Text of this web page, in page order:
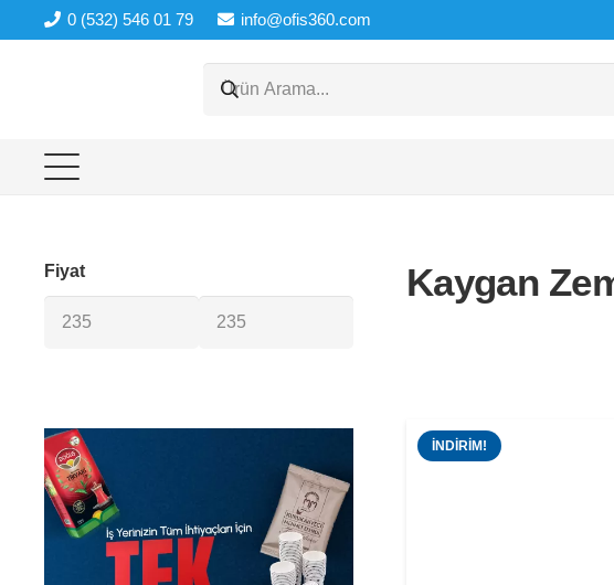
0 (532) 546 01 79 info@ofis360.com
Fiyat Kaygan
İNDIRIM!